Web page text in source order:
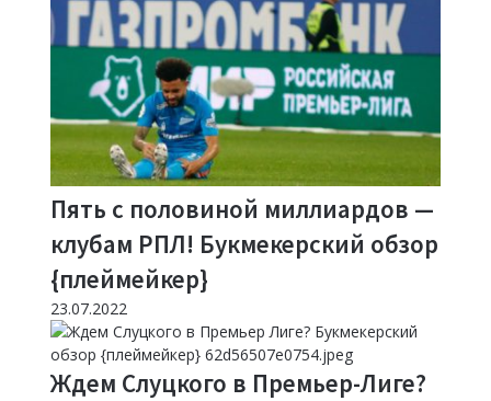
Пять с половиной миллиардов —
клубам РПЛ! Букмекерский обзор
{плеймейкер}
23.07.2022
Ждем Слуцкого в Премьер-Лиге?